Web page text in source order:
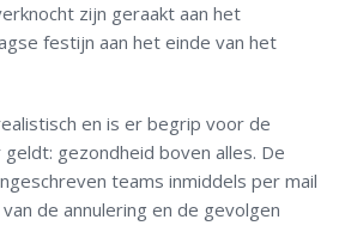
zijn geraakt aan het
festijn aan het einde van het
en is er begrip voor de
gezondheid boven alles. De
teams inmiddels per mail
de annulering en de gevolgen